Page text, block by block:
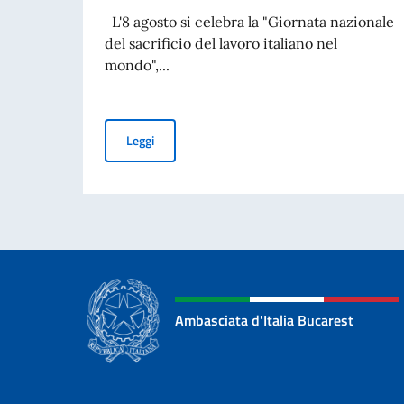
L'8 agosto si celebra la "Giornata nazionale
del sacrificio del lavoro italiano nel
mondo",...
LeggiMESSAGGIO DEL VICE PRESIDENTE DEL
Ambasciata d'Italia Bucarest